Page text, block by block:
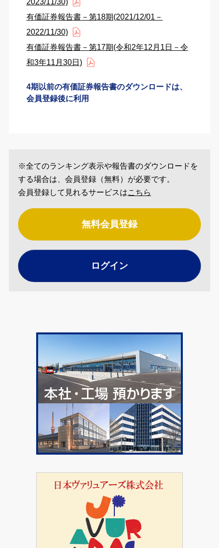
2023/11/30)
有価証券報告書－第18期(2021/12/01－
2022/11/30)
有価証券報告書－第17期(令和2年12月1日－令
和3年11月30日)
4期以前の有価証券報告書のダウンロードは、
会員登録後に利用
※全てのランキング表示や報告書のダウンロードを
する場合は、会員登録（無料）が必要です。
会員登録して見れるサービスはこちら
無料会員登録
ログイン